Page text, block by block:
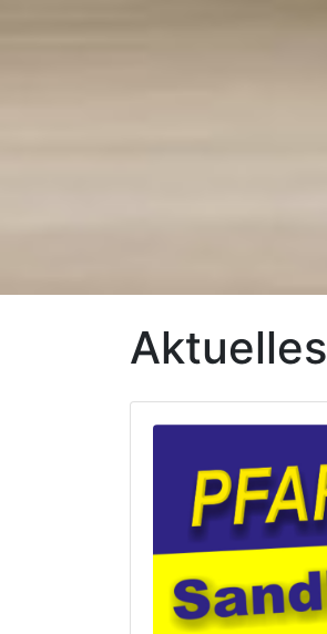
Aktuelles